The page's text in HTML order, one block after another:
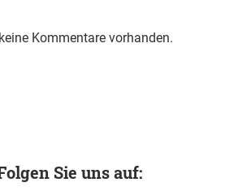
Kommentare vorhanden.
Sie uns auf: